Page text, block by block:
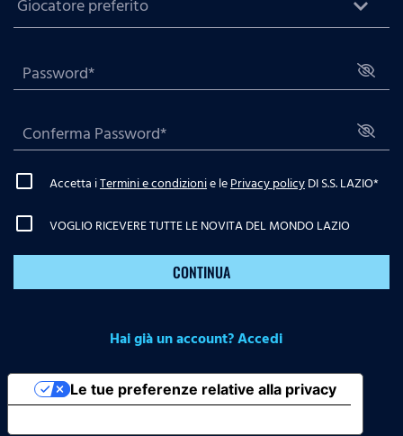
Accetta iTermini e condizionie lePrivacy policyDI S.S. LAZIO*
VOGLIO RICEVERE TUTTE LE NOVITA DEL MONDO LAZIO
CONTINUA
Hai già un account? Accedi
Le tue preferenze relative alla privacy